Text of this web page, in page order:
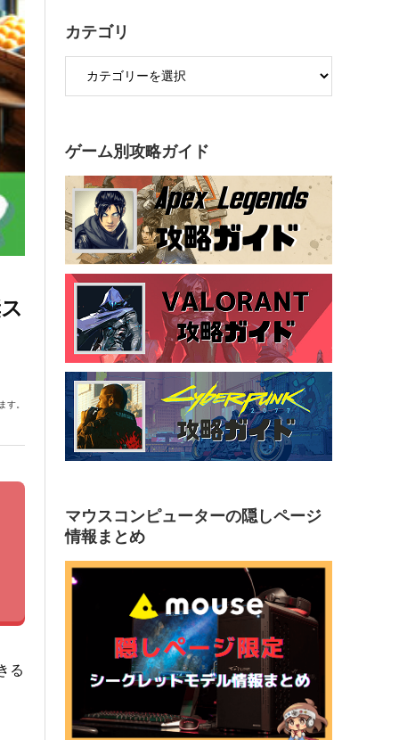
す。
る
カテゴリ
ゲーム別攻略ガイド
マウスコンピューターの隠しページ
情報まとめ